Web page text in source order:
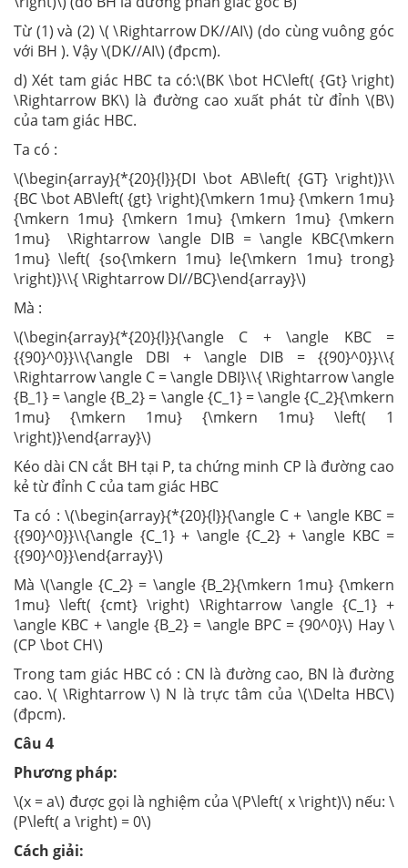
Từ (1) và (2) \( \Rightarrow DK//AI\) (do cùng vuông góc
với BH ). Vậy \(DK//AI\) (đpcm).
d) Xét tam giác HBC ta có:\(BK \bot HC\left( {Gt} \right)
\Rightarrow BK\) là đường cao xuất phát từ đỉnh \(B\)
của tam giác HBC.
Ta có :
\(\begin{array}{*{20}{l}}{DI \bot AB\left( {GT} \right)}\\
{BC \bot AB\left( {gt} \right){\mkern 1mu} {\mkern 1mu}
{\mkern 1mu} {\mkern 1mu} {\mkern 1mu} {\mkern
1mu} \Rightarrow \angle DIB = \angle KBC{\mkern
1mu} \left( {so{\mkern 1mu} le{\mkern 1mu} trong}
\right)}\\{ \Rightarrow DI//BC}\end{array}\)
Mà :
\(\begin{array}{*{20}{l}}{\angle C + \angle KBC =
{{90}^0}}\\{\angle DBI + \angle DIB = {{90}^0}}\\{
\Rightarrow \angle C = \angle DBI}\\{ \Rightarrow \angle
{B_1} = \angle {B_2} = \angle {C_1} = \angle {C_2}{\mkern
1mu} {\mkern 1mu} {\mkern 1mu} \left( 1
\right)}\end{array}\)
Kéo dài CN cắt BH tại P, ta chứng minh CP là đường cao
kẻ từ đỉnh C của tam giác HBC
Ta có : \(\begin{array}{*{20}{l}}{\angle C + \angle KBC =
{{90}^0}}\\{\angle {C_1} + \angle {C_2} + \angle KBC =
{{90}^0}}\end{array}\)
Mà \(\angle {C_2} = \angle {B_2}{\mkern 1mu} {\mkern
1mu} \left( {cmt} \right) \Rightarrow \angle {C_1} +
\angle KBC + \angle {B_2} = \angle BPC = {90^0}\) Hay \
(CP \bot CH\)
Trong tam giác HBC có : CN là đường cao, BN là đường
cao. \( \Rightarrow \) N là trực tâm của \(\Delta HBC\)
(đpcm).
Câu 4
Phương pháp:
\(x = a\) được gọi là nghiệm của \(P\left( x \right)\) nếu: \
(P\left( a \right) = 0\)
Cách giải: